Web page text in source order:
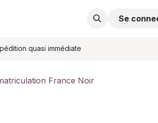
Commande en ligne
Se
quasi immédiate
France Noir